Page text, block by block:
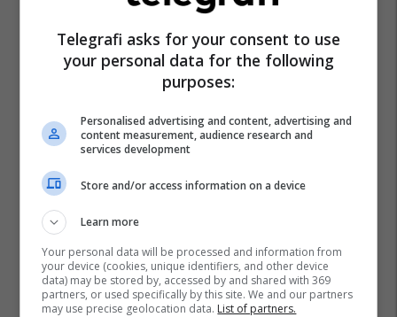
Telegrafi asks for your consent to use
your personal data for the following
purposes:
Personalised advertising and content, advertising and
content measurement, audience research and
services development
Store and/or access information on a device
Learn more
Your personal data will be processed and information from
your device (cookies, unique identifiers, and other device
data) may be stored by, accessed by and shared with 369
partners, or used specifically by this site. We and our partners
may use precise geolocation data. List of partners.